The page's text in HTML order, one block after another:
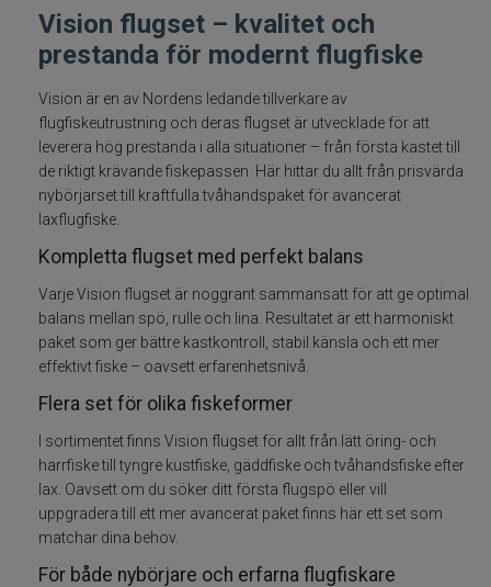
Fiskeset
Fiskedrag
Fiskelinor
Småplock
Tillbehör
Flugbindning
Flugfiske
Flugfiskeset
Flugfiskespön
Flugfiskerullar
Flugfiskelinor
Vision flugset – kvalitet och
prestanda för modernt flugfiske
Vision är en av Nordens ledande tillverkare av
flugfiskeutrustning och deras flugset är utvecklade för att
leverera hög prestanda i alla situationer – från första kastet till
de riktigt krävande fiskepassen. Här hittar du allt från prisvärda
nybörjarset till kraftfulla tvåhandspaket för avancerat
laxflugfiske.
Kompletta flugset med perfekt balans
Varje Vision flugset är noggrant sammansatt för att ge optimal
balans mellan spö, rulle och lina. Resultatet är ett harmoniskt
paket som ger bättre kastkontroll, stabil känsla och ett mer
effektivt fiske – oavsett erfarenhetsnivå.
Flera set för olika fiskeformer
I sortimentet finns Vision flugset för allt från lätt öring- och
harrfiske till tyngre kustfiske, gäddfiske och tvåhandsfiske efter
lax. Oavsett om du söker ditt första flugspö eller vill
uppgradera till ett mer avancerat paket finns här ett set som
matchar dina behov.
För både nybörjare och erfarna flugfiskare